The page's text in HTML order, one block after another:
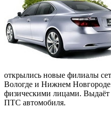
открылись новые филиалы
Вологде и Нижнем
физическими лицами. Выдаёт
ПТС автомобиля.